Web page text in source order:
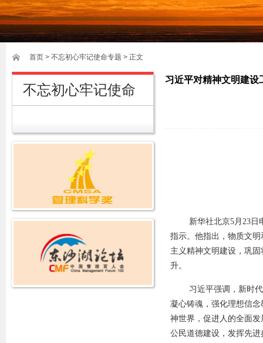
首页 > 不忘初心牢记使命专题 > 正文
不忘初心牢记使命
习近平对精神文明建
新华社北京5月23
指示。他指出，物质文
主义精神文明建设，巩
升。
习近平强调，新时
凝心铸魂，强化理想信
神世界，促进人的全面
公民道德建设，发挥先